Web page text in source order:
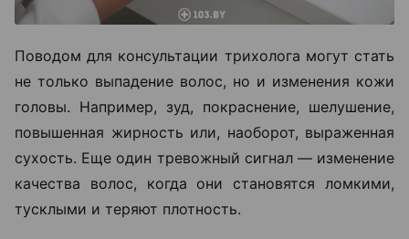
Поводом для консультации трихолога могут стать
не только выпадение волос, но и изменения кожи
головы. Например, зуд, покраснение, шелушение,
повышенная жирность или, наоборот, выраженная
сухость. Еще один тревожный сигнал — изменение
качества волос, когда они становятся ломкими,
тусклыми и теряют плотность.